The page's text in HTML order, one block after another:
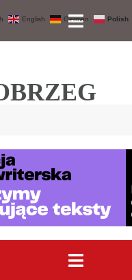
English German Polish